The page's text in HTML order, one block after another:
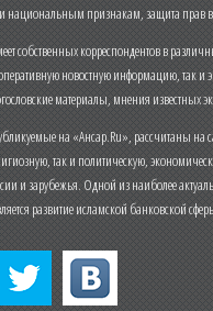
национальным признакам, защита прав
собственных корреспондентов в
новостную информацию, так и
материалы, мнения известных
на «Ансар.Ru», рассчитаны на
так и политическую,
и зарубежья. Одной из наиболее
развитие исламской банковской